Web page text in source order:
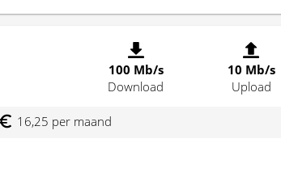
100 Mb/s
Download
10 Mb/s
Upload
16,25 per maand